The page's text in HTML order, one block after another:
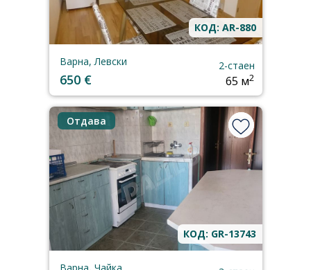
КОД: AR-880
Варна, Левски
650 €
2-стаен
65 м2
Отдава
КОД: GR-13743